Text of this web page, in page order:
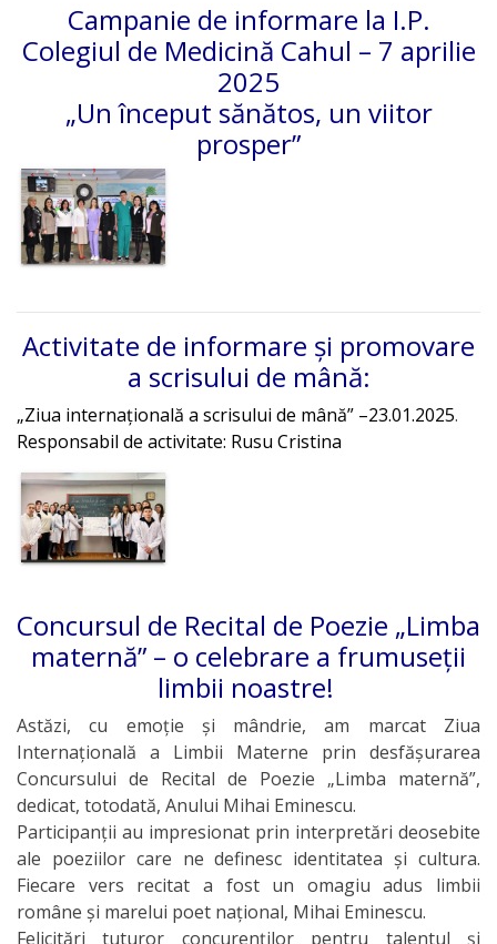
Campanie de informare la I.P.
Colegiul de Medicină Cahul – 7 aprilie
2025
„Un început sănătos, un viitor
prosper”
Activitate de informare și promovare
a scrisului de mână:
„Ziua internațională a scrisului de mână” –23.01.2025.
Responsabil de activitate: Rusu Cristina
Concursul de Recital de Poezie „Limba
maternă” – o celebrare a frumuseții
limbii noastre!
Astăzi, cu emoție și mândrie, am marcat Ziua
Internațională a Limbii Materne prin desfășurarea
Concursului de Recital de Poezie „Limba maternă”,
dedicat, totodată, Anului Mihai Eminescu.
Participanții au impresionat prin interpretări deosebite
ale poeziilor care ne definesc identitatea și cultura.
Fiecare vers recitat a fost un omagiu adus limbii
române și marelui poet național, Mihai Eminescu.
Felicitări tuturor concurenților pentru talentul și